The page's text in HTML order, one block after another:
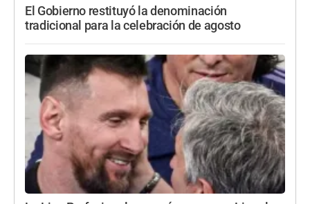
El Gobierno restituyó la denominación
tradicional para la celebración de agosto